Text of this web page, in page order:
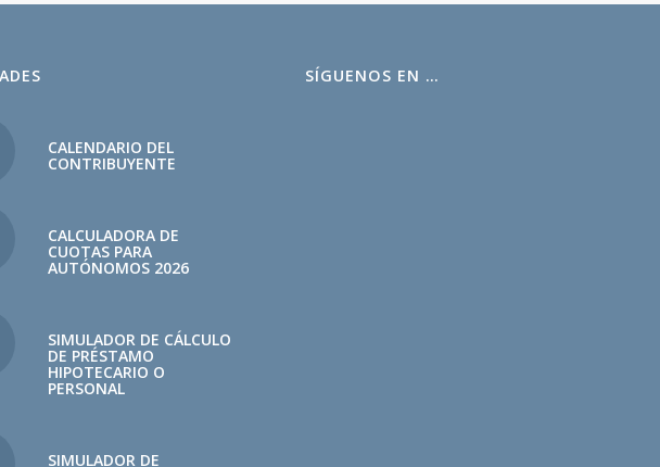
CALENDARIO DEL
CONTRIBUYENTE
CALCULADORA DE
CUOTAS PARA
AUTÓNOMOS 2026
SIMULADOR DE CÁLCULO
DE PRÉSTAMO
HIPOTECARIO O
PERSONAL
SIMULADOR DE
SÍGUENOS EN …